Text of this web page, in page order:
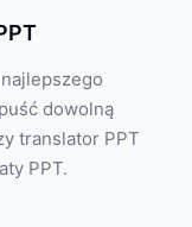
dowolną
translator PPT
PPT.